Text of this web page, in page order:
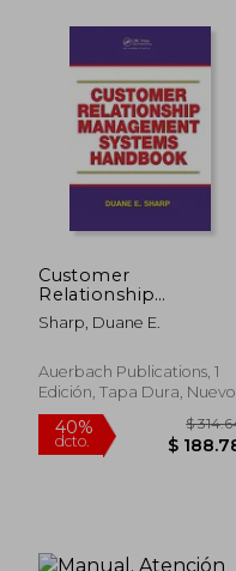
Customer
Relationship
Management
Systems Handbook
Inglés)
Sharp, Duane E.
Auerbach Publications, 1
Edición, Tapa Dura, Nuevo